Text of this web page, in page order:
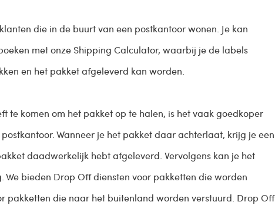
die in de buurt van een postkantoor wonen. Je kan
met onze Shipping Calculator, waarbij je de labels
en het pakket afgeleverd kan worden.
te komen om het pakket op te halen, is het vaak goedkoper
Wanneer je het pakket daar achterlaat, krijg je een
daadwerkelijk hebt afgeleverd. Vervolgens kan je het
bieden Drop Off diensten voor pakketten die worden
pakketten die naar het buitenland worden verstuurd. Drop Off